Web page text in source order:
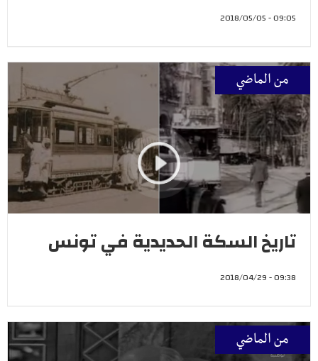
09:05 - 2018/05/05
من الماضي
تاريخ السكة الحديدية في تونس
09:38 - 2018/04/29
من الماضي